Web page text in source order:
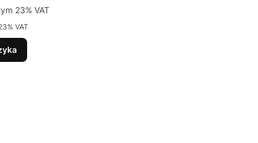
%s VAT
23% VAT
VAT